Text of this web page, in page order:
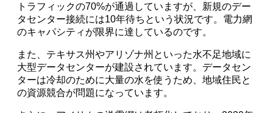
トラフィックの70%が通過していますが、新規のデー
タセンター接続には10年待ちという状況です。電力網
のキャパシティが限界に達しているのです。
また、テキサス州やアリゾナ州といった水不足地域に
大型データセンターが建設されています。データセン
ターは冷却のために大量の水を使うため、地域住民と
の資源競合が問題になっています。